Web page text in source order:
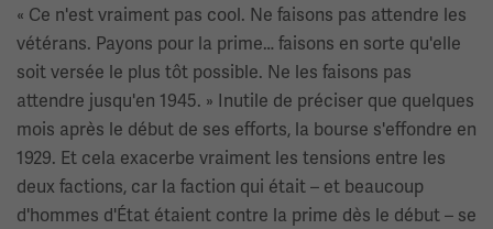
« Ce n'est vraiment pas cool. Ne faisons pas attendre les
vétérans. Payons pour la prime… faisons en sorte qu'elle
soit versée le plus tôt possible. Ne les faisons pas
attendre jusqu'en 1945. » Inutile de préciser que quelques
mois après le début de ses efforts, la bourse s'effondre en
1929. Et cela exacerbe vraiment les tensions entre les
deux factions, car la faction qui était – et beaucoup
d'hommes d'État étaient contre la prime dès le début – se